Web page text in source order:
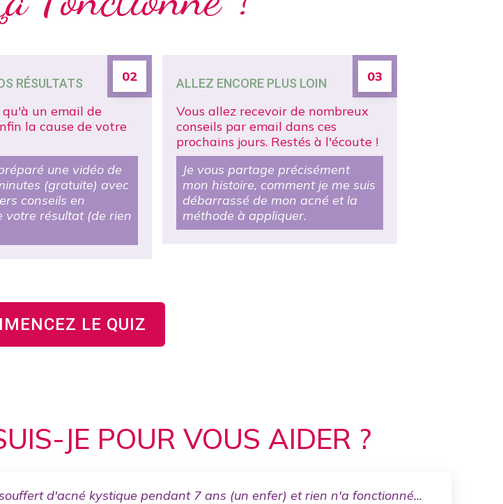
RÉSULTATS 02
qu'à un email de
la cause de votre
une vidéo de
(gratuite) avec
conseils en
votre résultat (de rien
ALLEZ ENCORE PLUS LOIN 03
Vous allez recevoir de nombreux
conseils par email dans ces
prochains jours. Restés à l'écoute !
Je vous partage précisément
mon histoire, comment je me suis
débarrassé de mon acné et la
méthode à appliquer.
LE QUIZ
JE POUR VOUS AIDER ?
d'acné kystique pendant 7 ans (un enfer) et rien n'a fonctionné...